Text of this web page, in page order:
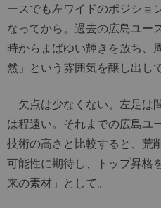
ースでも左ワイドのポジショ
なってから。過去の広島ユー
時からまばゆい輝きを放ち、
然」という雰囲気を醸し出し
欠点は少なくない。左足は
は程遠い。それまでの広島ユ
技術の高さと比較すると、荒
可能性に期待し、トップ昇格
来の素材」として。